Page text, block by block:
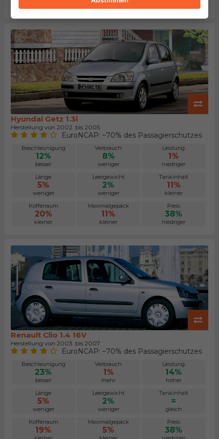
Hyundai Getz 1.3i
Herstellung von 2002. bis 2005.
EuroNCAP: ~70% des Passagierschutzes
Beschleunigung
12%
besser
Verbrauch
8%
weniger
Leistung
1%
niedriger
Länge
5%
weniger
Leergewicht
2%
weniger
Tankinhalt
11%
kleiner
Kofferraum
20%
kleiner
Maximalgepäck
11%
kleiner
Preis
38%
niedriger
Renault Clio 1.4 16V
Herstellung von 2003. bis 2007.
EuroNCAP: ~70% des Passagierschutzes
Beschleunigung
23%
besser
Verbrauch
1%
mehr
Leistung
14%
höher
Länge
5%
weniger
Leergewicht
2%
weniger
Tankinhalt
=
gleich
Kofferraum
19%
Maximalgepäck
5%
Preis
38%